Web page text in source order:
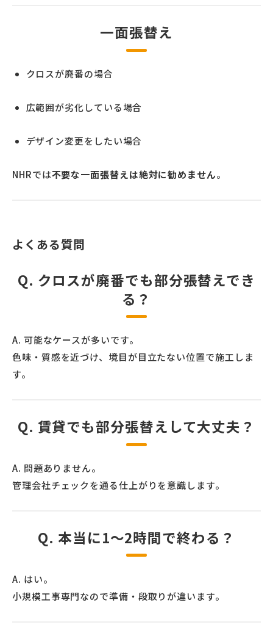
一面張替え
クロスが廃番の場合
広範囲が劣化している場合
デザイン変更をしたい場合
NHRでは不要な一面張替えは絶対に勧めません。
よくある質問
Q. クロスが廃番でも部分張替えでき
る？
A. 可能なケースが多いです。
色味・質感を近づけ、境目が目立たない位置で施工しま
す。
Q. 賃貸でも部分張替えして大丈夫？
A. 問題ありません。
管理会社チェックを通る仕上がりを意識します。
Q. 本当に1〜2時間で終わる？
A. はい。
小規模工事専門なので準備・段取りが違います。